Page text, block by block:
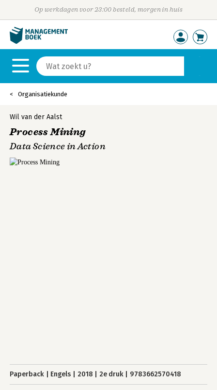
Op werkdagen voor 23:00 besteld, morgen in huis
Organisatiekunde
Wil van der Aalst
Process Mining
Data Science in Action
Paperback Engels 2018 2e druk 9783662570418